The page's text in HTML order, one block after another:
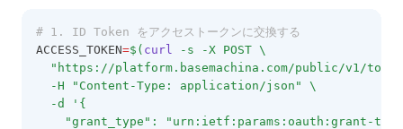
# 1. ID Token をアクセストークンに交換する
ACCESS_TOKEN=$( curl -s -X POST \
"https://platform.basemachina.com/public/v1/
-H "Content-Type: application/json" \
-d
'{
"grant_type": "urn:ietf:params:oauth:grant-